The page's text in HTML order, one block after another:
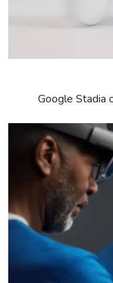
Google Stadia